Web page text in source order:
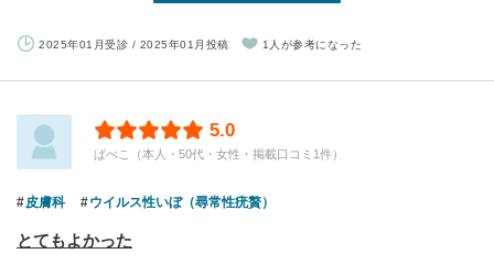
2025年01月受診 / 2025年01月投稿 1人が参考になった
5.0
ぱぺこ（本人・50代・女性・掲載口コミ1件）
皮膚科 ウイルス性いぼ（尋常性疣贅）
とてもよかった